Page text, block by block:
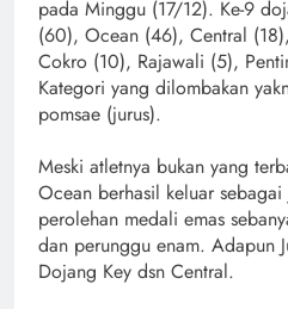
pada Minggu (17/12). Ke-9
(60), Ocean (46), Central
Cokro (10), Rajawali (5),
Kategori yang dilombakan
pomsae (jurus).
Meski atletnya bukan yang
Ocean berhasil keluar
perolehan medali emas
dan perunggu enam. Adapun
Dojang Key dsn Central.